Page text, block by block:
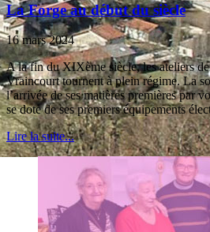
La Forge au début du siècle
16 mars 2024
A la fin du XIXème siècle, les ateliers
Vraincourt tournent à plein régime. La
l’arrivée de ses matières premières par
se dote de ses premiers équipements
Lire la suite...